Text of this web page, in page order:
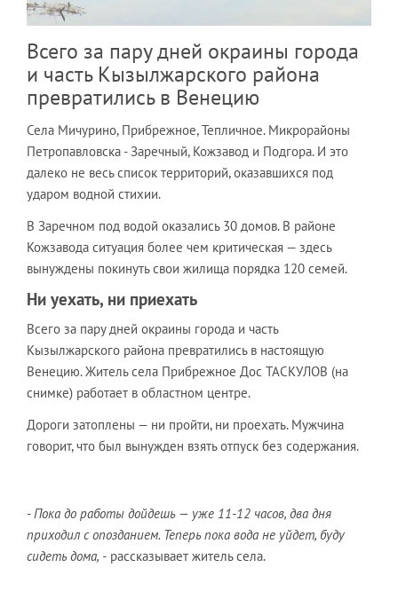
Всего за пару дней окраины города
и часть Кызылжарского района
превратились в Венецию
Села Мичурино, Прибрежное, Тепличное. Микрорайоны
Петропавловска - Заречный, Кожзавод и Подгора. И это
далеко не весь список территорий, оказавшихся под
ударом водной стихии.
В Заречном под водой оказались 30 домов. В районе
Кожзавода ситуация более чем критическая — здесь
вынуждены покинуть свои жилища порядка 120 семей.
Ни уехать, ни приехать
Всего за пару дней окраины города и часть
Кызылжарского района превратились в настоящую
Венецию. Житель села Прибрежное Дос ТАСКУЛОВ (на
снимке) работает в областном центре.
Дороги затоплены — ни пройти, ни проехать. Мужчина
говорит, что был вынужден взять отпуск без содержания.
- Пока до работы дойдешь — уже 11-12 часов, два дня
приходил с опозданием. Теперь пока вода не уйдет, буду
сидеть дома, - рассказывает житель села.